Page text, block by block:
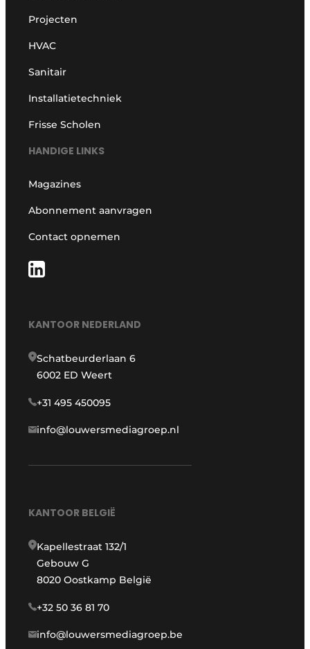
Projecten
HVAC
Sanitair
Installatietechniek
Frisse Scholen
HANDIGE LINKS
Magazines
Abonnement aanvragen
Contact opnemen
KANTOOR NEDERLAND
Schatbeurderlaan 6
6002 ED Weert
+31 495 450095
info@louwersmediagroep.nl
KANTOOR BELGIË
Kapellestraat 132/1
Gebouw G
8020 Oostkamp België
+32 50 36 81 70
info@louwersmediagroep.be